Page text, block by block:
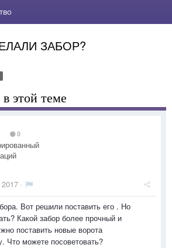
ЗАБОР?
этой теме
0
·
Вот решили поставить его . Но
Какой забор более прочный и
поставить новые ворота
Что можете посоветовать?